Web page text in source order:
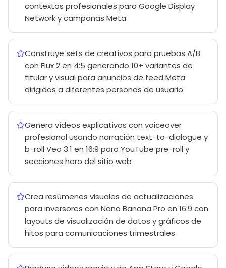
contextos profesionales para Google Display
Network y campañas Meta
Construye sets de creativos para pruebas A/B
con Flux 2 en 4:5 generando 10+ variantes de
titular y visual para anuncios de feed Meta
dirigidos a diferentes personas de usuario
Genera vídeos explicativos con voiceover
profesional usando narración text-to-dialogue y
b-roll Veo 3.1 en 16:9 para YouTube pre-roll y
secciones hero del sitio web
Crea resúmenes visuales de actualizaciones
para inversores con Nano Banana Pro en 16:9 con
layouts de visualización de datos y gráficos de
hitos para comunicaciones trimestrales